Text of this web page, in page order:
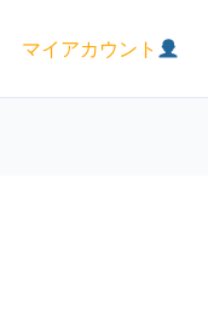
マイアカウント